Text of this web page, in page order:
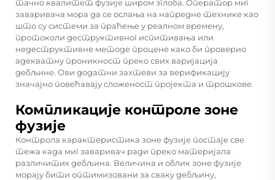
тачно квалитет фузије широм зглоба. Оператор миг
заваривача мора да се ослања на напредне технике као
што су системи за праћење у реалном времену,
протоколи деструктивног испитивања или
недеструктивне методе процене како би проверио
адекватну проникност преко свих варијација
дебљине. Ови додатни захтеви за верификацију
значајно повећавају сложеност пројекта и трошкове.
Компликације контроле зоне
фузије
Контрола карактеристика зоне фузије постаје све
тежа када миг заваривач ради преко материјала
различитих дебљина. Величина и облик зоне фузије
морају бити оптимизовани за сваку дебљину,